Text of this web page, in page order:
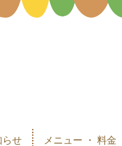
らせ メニュー ・ 料金